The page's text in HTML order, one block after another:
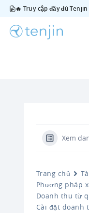
Xem
Trang chủ
Phương pháp
Doanh thu từ
Cài đặt doanh